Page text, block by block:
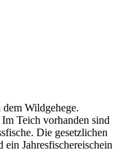
Wildgehege.
Im Teich vorhanden sind
Die gesetzlichen
ein Jahresfischereischein